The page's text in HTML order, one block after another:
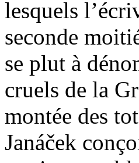
lesquels
seconde
se plut à
cruels de la
montée des
Janáček